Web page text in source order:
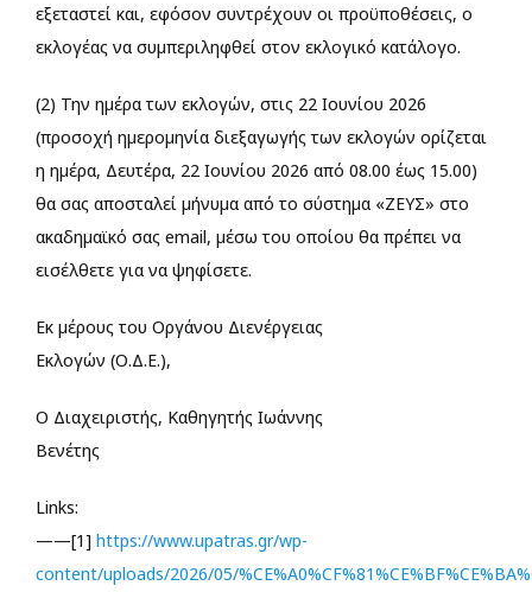
εξεταστεί και, εφόσον συντρέχουν οι προϋποθέσεις, ο
εκλογέας να συμπεριληφθεί στον εκλογικό κατάλογο.
(2) Την ημέρα των εκλογών, στις 22 Ιουνίου 2026
(προσοχή ημερομηνία διεξαγωγής των εκλογών ορίζεται
η ημέρα, Δευτέρα, 22 Ιουνίου 2026 από 08.00 έως 15.00)
θα σας αποσταλεί μήνυμα από το σύστημα «ΖΕΥΣ» στο
ακαδημαϊκό σας email, μέσω του οποίου θα πρέπει να
εισέλθετε για να ψηφίσετε.
Εκ μέρους του Οργάνου Διενέργειας
Εκλογών (Ο.Δ.Ε.),
Ο Διαχειριστής, Καθηγητής Ιωάννης
Βενέτης
Links:
——[1] https://www.upatras.gr/wp-
content/uploads/2026/05/